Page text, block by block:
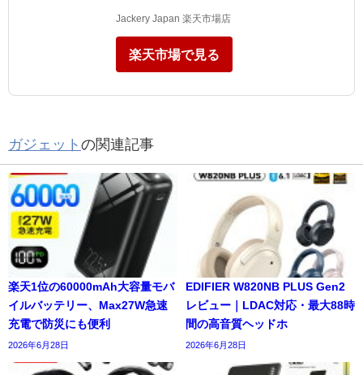
Jackery Japan 楽天市場店
楽天市場で見る
ガジェット の関連記事
楽天1位の60000mAh大容量モバ
イルバッテリー、Max27W急速
充電で防災にも便利
2026年6月28日
EDIFIER W820NB PLUS Gen2
レビュー｜LDAC対応・最大88時
間の高音質ヘッドホ
2026年6月28日